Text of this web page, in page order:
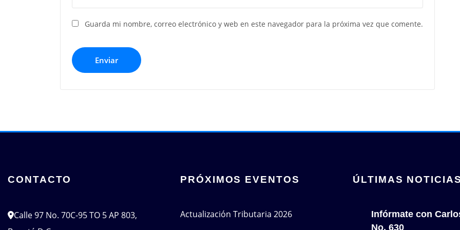
Guarda mi nombre, correo electrónico y web en este navegador para la próxima vez que comente.
CONTACTO
Calle 97 No. 70C-95 TO 5 AP 803,
PRÓXIMOS EVENTOS
Actualización Tributaria 2026
ÚLTIMAS
Infórmate con
No. 630